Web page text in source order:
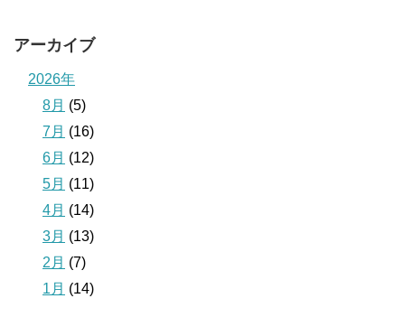
アーカイブ
2026年
8月 (5)
7月 (16)
6月 (12)
5月 (11)
4月 (14)
3月 (13)
2月 (7)
1月 (14)